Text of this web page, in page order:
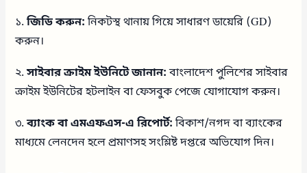
১.জিডি করুন:নিকটস্থ থানায় গিয়ে সাধারণ ডায়েরি (GD)
করুন।
২.সাইবার ক্রাইম ইউনিটে জানান:বাংলাদেশ পুলিশের সাইবার
ক্রাইম ইউনিটের হটলাইন বা ফেসবুক পেজে যোগাযোগ করুন।
৩.ব্যাংক বা এমএফএস-এ রিপোর্ট:বিকাশ/নগদ বা ব্যাংকের
মাধ্যমে লেনদেন হলে প্রমাণসহ সংশ্লিষ্ট দপ্তরে অভিযোগ দিন।